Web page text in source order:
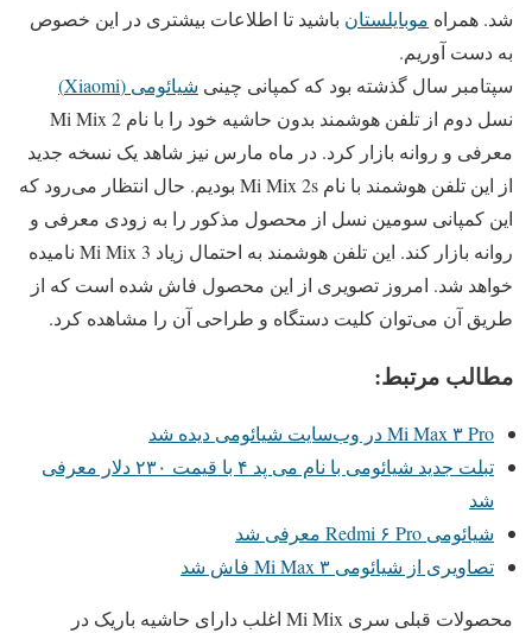
شد. همراه موبایلستان باشید تا اطلاعات بیشتری در این خصوص
به دست آوریم.
سپتامبر سال گذشته بود که کمپانی چینی شیائومی (Xiaomi)
نسل دوم از تلفن هوشمند بدون حاشیه خود را با نام Mi Mix 2
معرفی و روانه بازار کرد. در ماه مارس نیز شاهد یک نسخه جدید
از این تلفن هوشمند با نام Mi Mix 2s بودیم. حال انتظار می‌رود که
این کمپانی سومین نسل از محصول مذکور را به زودی معرفی و
روانه بازار کند. این تلفن هوشمند به احتمال زیاد Mi Mix 3 نامیده
خواهد شد. امروز تصویری از این محصول فاش شده است که از
طریق آن می‌توان کلیت دستگاه و طراحی آن را مشاهده کرد.
مطالب مرتبط:
Mi Max ۳ Pro در وب‌سایت شیائومی دیده شد
تبلت جدید شیائومی با نام می پد ۴ با قیمت ۲۳۰ دلار معرفی
شد
شیائومی Redmi ۶ Pro معرفی شد
تصاویری از شیائومی Mi Max ۳ فاش شد
محصولات قبلی سری Mi Mix اغلب دارای حاشیه باریک در